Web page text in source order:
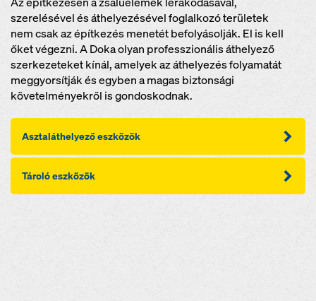
szerelésével és áthelyezésével foglalkozó területek
nem csak az építkezés menetét befolyásolják. El is kell
őket végezni. A Doka olyan professzionális áthelyező
szerkezeteket kínál, amelyek az áthelyezés folyamatát
meggyorsítják és egyben a magas biztonsági
követelményekről is gondoskodnak.
Asztaláthelyező eszközök
Tároló eszközök